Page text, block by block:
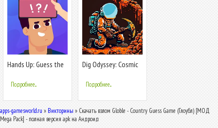
Hands Up: Guess the
Подробнее...
Dig Odyssey: Cosmic
Подробнее...
apps-gamesworld.ru » Викторины » Скачать взлом Globle - Country Guess Game (Глоубл) [МОД
Mega Pack] - полная версия apk на Андроид